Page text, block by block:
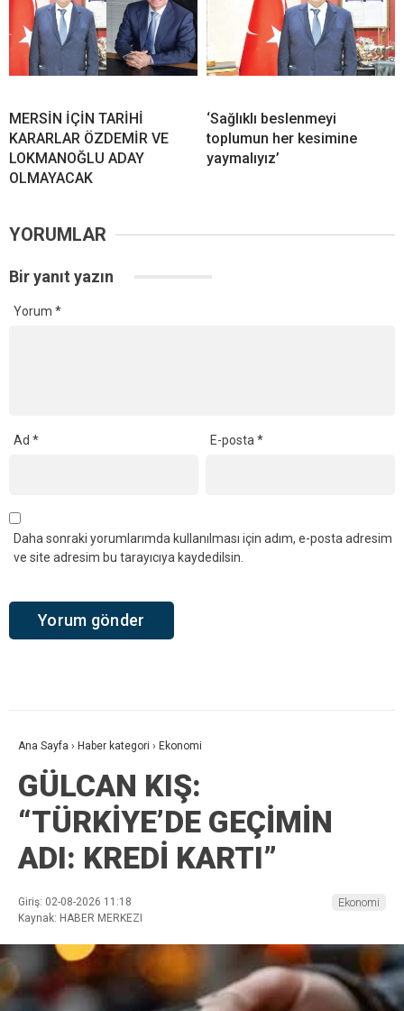
MERSİN İÇİN TARİHİ
KARARLAR ÖZDEMİR VE
LOKMANOĞLU ADAY
OLMAYACAK
‘Sağlıklı beslenmeyi
toplumun her kesimine
yaymalıyız’
YORUMLAR
Bir yanıt yazın
Yorum *
Ad * E-posta*
Daha sonraki yorumlarımda kullanılması için adım, e-posta adresim
ve site adresim bu tarayıcıya kaydedilsin.
Ana Sayfa › Haber kategori › Ekonomi
GÜLCAN KIŞ:
“TÜRKİYE’DE GEÇİMİN
ADI: KREDİ KARTI”
Giriş: 02-08-2026 11:18
Kaynak: HABER MERKEZI
Ekonomi